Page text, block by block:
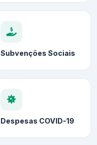
Subvenções Sociais
Despesas COVID-19